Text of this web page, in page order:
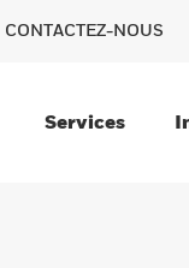
CONTACTEZ-NOUS
Services